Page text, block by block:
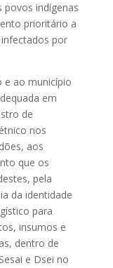
povos indígenas
prioritário a
por
e ao município
em
de
nos
aos
que os
pela
da identidade
para
insumos e
dentro de
e Dsei no